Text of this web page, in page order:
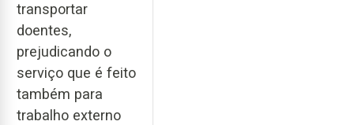
transportar
doentes,
prejudicando o
serviço que é feito
também para
trabalho externo